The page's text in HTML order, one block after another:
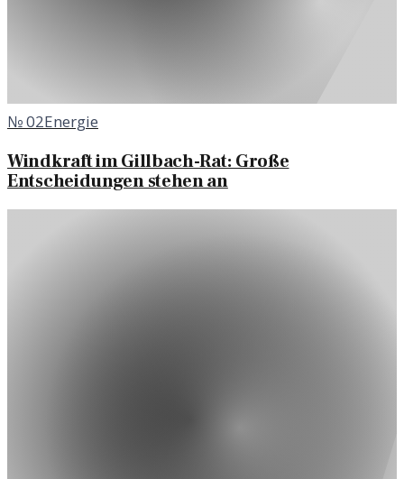
№02Energie
Windkraft im Gillbach-Rat: Große
Entscheidungen stehen an